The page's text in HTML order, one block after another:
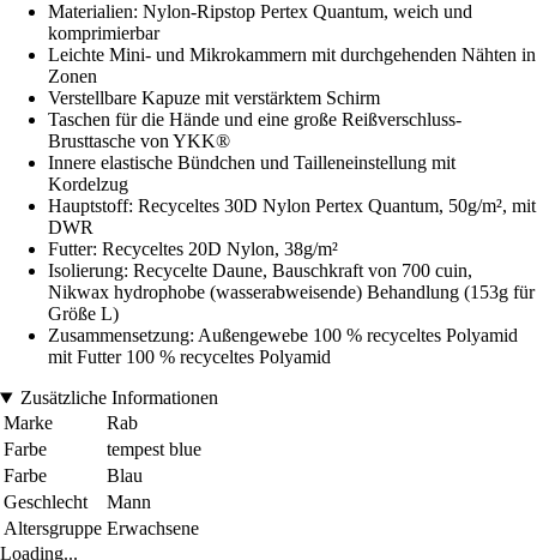
Materialien: Nylon-Ripstop Pertex Quantum, weich und
komprimierbar
Leichte Mini- und Mikrokammern mit durchgehenden Nähten in
Zonen
Verstellbare Kapuze mit verstärktem Schirm
Taschen für die Hände und eine große Reißverschluss-
Brusttasche von YKK®
Innere elastische Bündchen und Tailleneinstellung mit
Kordelzug
Hauptstoff: Recyceltes 30D Nylon Pertex Quantum, 50g/m², mit
DWR
Futter: Recyceltes 20D Nylon, 38g/m²
Isolierung: Recycelte Daune, Bauschkraft von 700 cuin,
Nikwax hydrophobe (wasserabweisende) Behandlung (153g für
Größe L)
Zusammensetzung: Außengewebe 100 % recyceltes Polyamid
mit Futter 100 % recyceltes Polyamid
Zusätzliche Informationen
Marke
Rab
Farbe
tempest blue
Farbe
Blau
Geschlecht
Mann
Altersgruppe Erwachsene
Loading...